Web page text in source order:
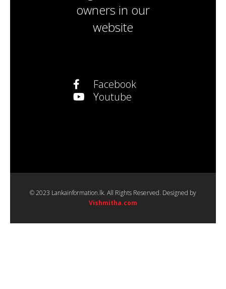
owners in our
website
Facebook
Youtube
© 2023 Lankainformation.lk. All Rights Reserved. Designed by
Vishmitha.com